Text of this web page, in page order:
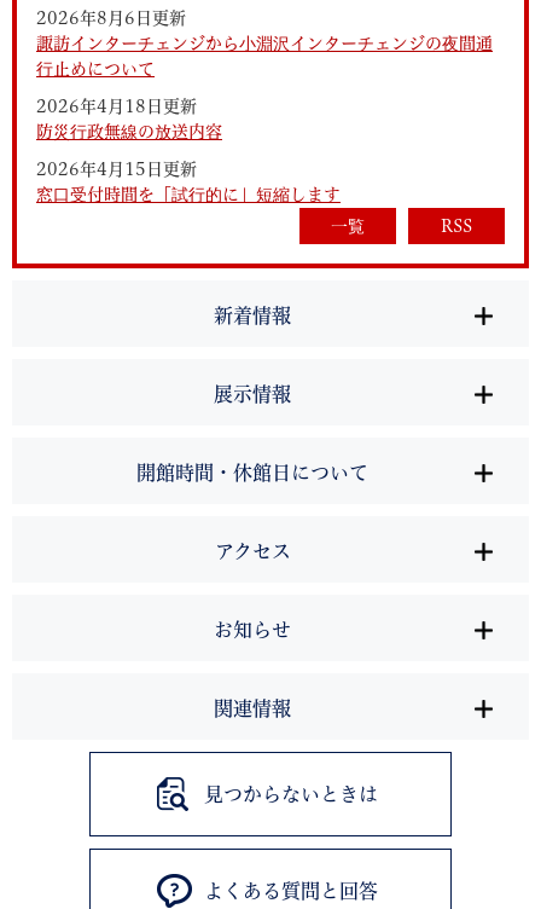
2026年8月6日更新
諏訪インターチェンジから小淵沢インターチェンジの夜間通
行止めについて
2026年4月18日更新
防災行政無線の放送内容
2026年4月15日更新
窓口受付時間を「試行的に」短縮します
一覧
RSS
新着情報
展示情報
開館時間・休館日について
アクセス
お知らせ
関連情報
見つからないときは
よくある質問と回答